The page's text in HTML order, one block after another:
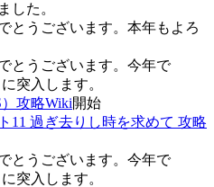
した。
とうございます。本年もよろ
とうございます。今年で
突入します。
）攻略Wiki開始
11 過ぎ去りし時を求めて 攻略
とうございます。今年で
突入します。